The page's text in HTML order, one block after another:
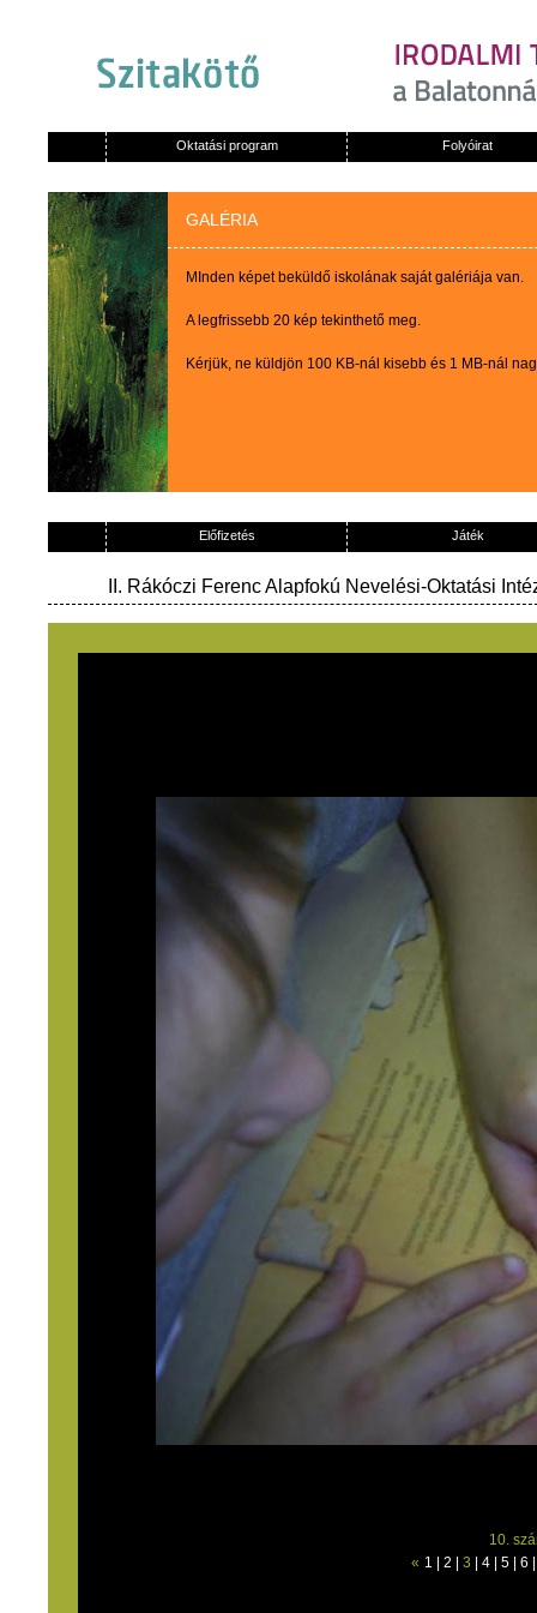
Oktatási program Folyóirat
GALÉRIA
MInden képet beküldő iskolának saját galériája van.
A legfrissebb 20 kép tekinthető meg.
Kérjük, ne küldjön 100 KB-nál kisebb és 1 MB-nál
Előfizetés Játék
II. Rákóczi Ferenc Alapfokú Nevelési-Oktatási
10.
« 1 2 3 4 5 6